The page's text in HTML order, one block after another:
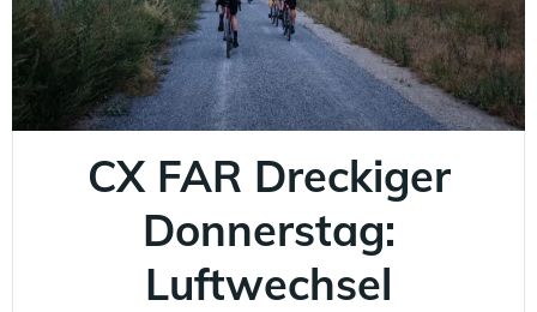
CX FAR Dreckiger
Donnerstag:
Luftwechsel